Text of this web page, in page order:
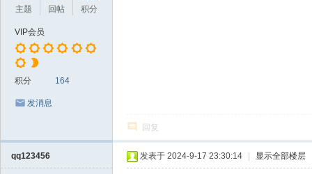
主题
回帖
积分
VIP会员
积分 164
发消息
回复
qq123456 发表于 2024-9-17 23:30:14 显示全部楼层